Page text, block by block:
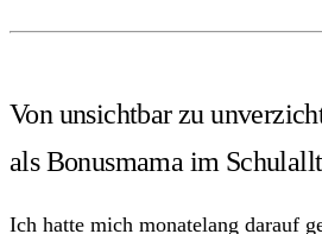
Von unsichtbar zu
als Bonusmama im
Ich hatte mich monatelang darauf